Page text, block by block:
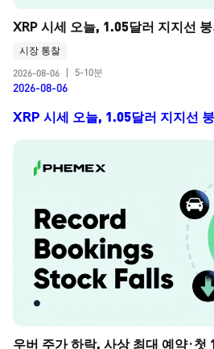
XRP 시세 오늘, 1.05달러 지지선
시장 통찰
2026-08-06
5-10분
2026-08-06
XRP 시세 오늘, 1.05달러 지지선
우버 주가 하락, 사상 최대 예약·첫